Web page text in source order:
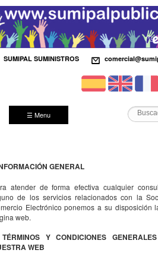
SUMIPAL SUMINISTROS
☰ Menu
GENERAL
atender de forma efectiva cualquier
de los servicios relacionados con la
Electrónico ponemos a su disposición
web.
Y CONDICIONES
WEB